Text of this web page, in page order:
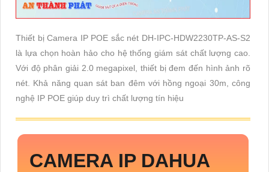
Thiết bị Camera IP POE sắc nét DH-IPC-HDW2230TP-AS-S2
là lựa chọn hoàn hảo cho hệ thống giám sát chất lượng cao.
Với độ phân giải 2.0 megapixel, thiết bị đem đến hình ảnh rõ
nét. Khả năng quan sát ban đêm với hồng ngoại 30m, công
nghệ IP POE giúp duy trì chất lượng tín hiệu
CAMERA IP DAHUA